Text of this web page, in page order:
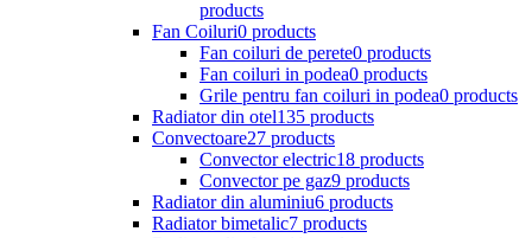
products
Fan Coiluri0 products
Fan coiluri de perete0 products
Fan coiluri in podea0 products
Grile pentru fan coiluri in podea0 products
Radiator din otel135 products
Convectoare27 products
Convector electric18 products
Convector pe gaz9 products
Radiator din aluminiu6 products
Radiator bimetalic7 products